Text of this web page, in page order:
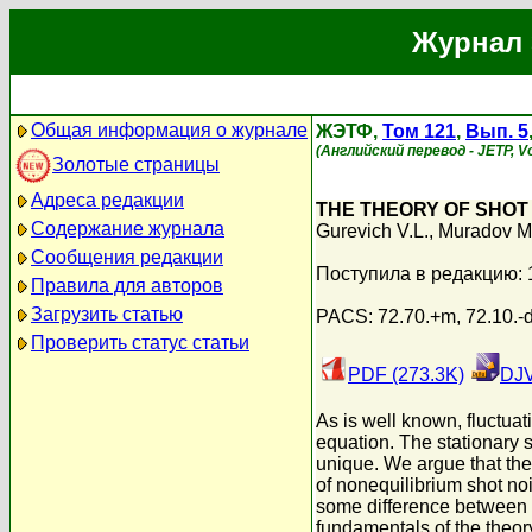
Журнал
Общая информация о журнале
Золотые страницы
Адреса редакции
Содержание журнала
Сообщения редакции
Правила для авторов
Загрузить статью
Проверить статус статьи
ЖЭТФ, Том 121, Вып. 5
(Английский перевод - JETP,
THE THEORY OF
Gurevich V.L., Muradov
Поступила в редакцию:
PACS: 72.70.+m, 72.10.-
PDF (273.3K)
As is well known,
equation. The stationary
unique. We argue that
of nonequilibrium shot
some difference
fundamentals of the